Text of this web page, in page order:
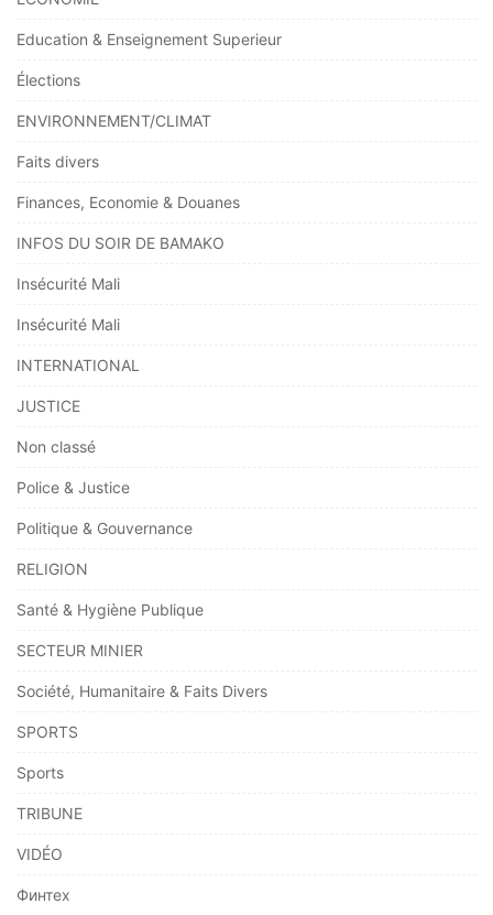
Education & Enseignement Superieur
Élections
ENVIRONNEMENT/CLIMAT
Faits divers
Finances, Economie & Douanes
INFOS DU SOIR DE BAMAKO
Insécurité Mali
Insécurité Mali
INTERNATIONAL
JUSTICE
Non classé
Police & Justice
Politique & Gouvernance
RELIGION
Santé & Hygiène Publique
SECTEUR MINIER
Société, Humanitaire & Faits Divers
SPORTS
Sports
TRIBUNE
VIDÉO
Финтех